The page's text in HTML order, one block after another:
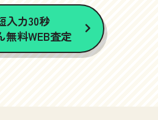
入力30秒
無料WEB査定